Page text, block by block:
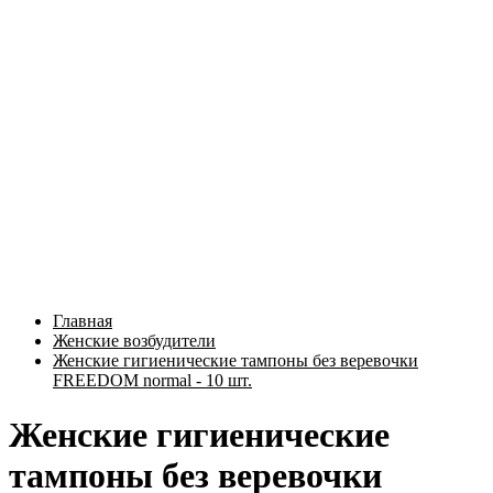
Главная
Женские возбудители
Женские гигиенические тампоны без веревочки
FREEDOM normal - 10 шт.
Женские гигиенические
тампоны без веревочки